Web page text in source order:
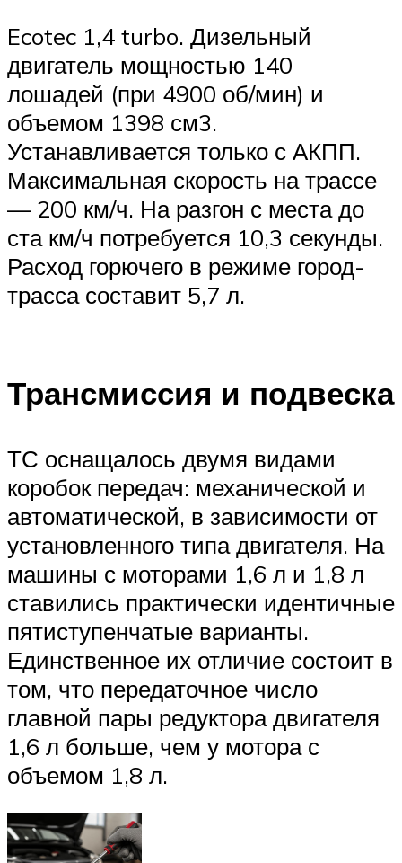
Ecotec 1,4 turbo. Дизельный
двигатель мощностью 140
лошадей (при 4900 об/мин) и
объемом 1398 см3.
Устанавливается только с АКПП.
Максимальная скорость на трассе
— 200 км/ч. На разгон с места до
ста км/ч потребуется 10,3 секунды.
Расход горючего в режиме город-
трасса составит 5,7 л.
Трансмиссия и подвеска
ТС оснащалось двумя видами
коробок передач: механической и
автоматической, в зависимости от
установленного типа двигателя. На
машины с моторами 1,6 л и 1,8 л
ставились практически идентичные
пятиступенчатые варианты.
Единственное их отличие состоит в
том, что передаточное число
главной пары редуктора двигателя
1,6 л больше, чем у мотора с
объемом 1,8 л.